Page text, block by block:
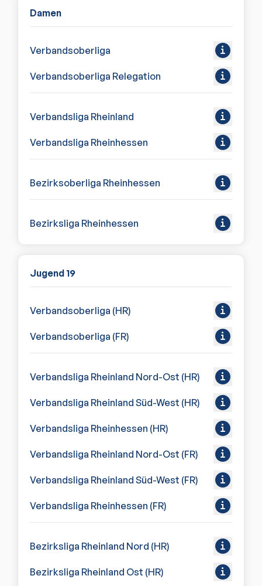
Damen
Verbandsoberliga
Verbandsoberliga Relegation
Verbandsliga Rheinland
Verbandsliga Rheinhessen
Bezirksoberliga Rheinhessen
Bezirksliga Rheinhessen
Jugend 19
Verbandsoberliga (HR)
Verbandsoberliga (FR)
Verbandsliga Rheinland Nord-Ost (HR)
Verbandsliga Rheinland Süd-West (HR)
Verbandsliga Rheinhessen (HR)
Verbandsliga Rheinland Nord-Ost (FR)
Verbandsliga Rheinland Süd-West (FR)
Verbandsliga Rheinhessen (FR)
Bezirksliga Rheinland Nord (HR)
Bezirksliga Rheinland Ost (HR)